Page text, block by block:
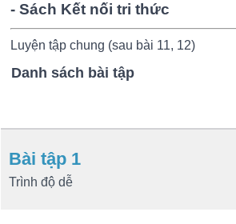
- Sách Kết nối tri thức
Luyện tập chung (sau bài 11, 12)
Danh sách bài tập
Bài tập 1
Trình độ dễ